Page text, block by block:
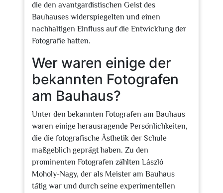
die den avantgardistischen Geist des
Bauhauses widerspiegelten und einen
nachhaltigen Einfluss auf die Entwicklung der
Fotografie hatten.
Wer waren einige der
bekannten Fotografen
am Bauhaus?
Unter den bekannten Fotografen am Bauhaus
waren einige herausragende Persönlichkeiten,
die die fotografische Ästhetik der Schule
maßgeblich geprägt haben. Zu den
prominenten Fotografen zählten László
Moholy-Nagy, der als Meister am Bauhaus
tätig war und durch seine experimentellen